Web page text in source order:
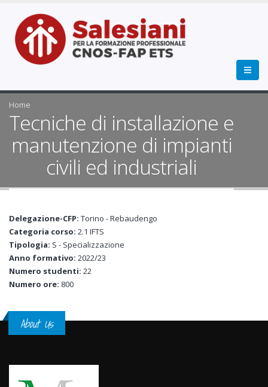
Home
Tecniche di installazione e
manutenzione di impianti
civili ed industriali
Delegazione-CFP: Torino - Rebaudengo
Categoria corso: 2.1 IFTS
Tipologia: S - Specializzazione
Anno formativo: 2022/23
Numero studenti: 22
Numero ore: 800
About Us